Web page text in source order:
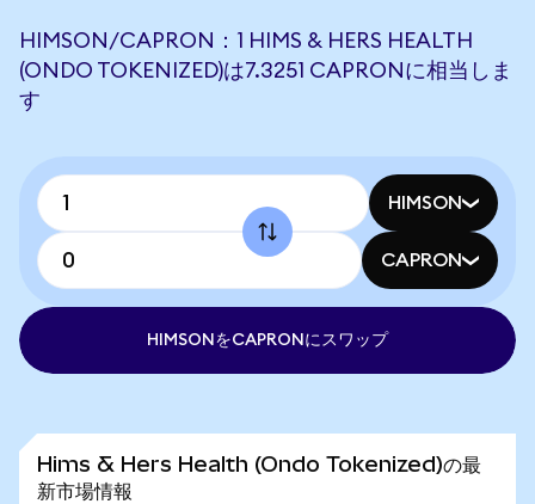
HIMSON/CAPRON：1 HIMS & HERS HEALTH
(ONDO TOKENIZED)は7.3251 CAPRONに相当しま
す
HIMSON
CAPRON
HIMSONをCAPRONにスワップ
Hims & Hers Health (Ondo Tokenized)の最
新市場情報